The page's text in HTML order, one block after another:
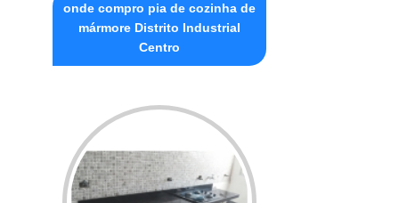
onde compro pia de cozinha de
mármore Distrito Industrial
Centro